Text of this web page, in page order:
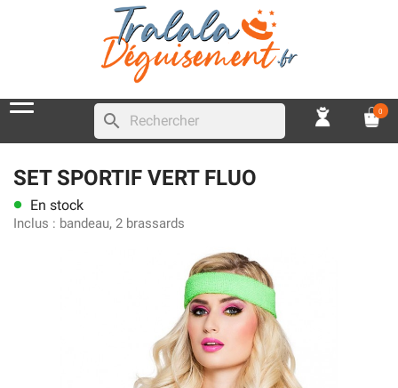
search 0
SET SPORTIF VERT FLUO
lens En stock
Inclus : bandeau, 2 brassards